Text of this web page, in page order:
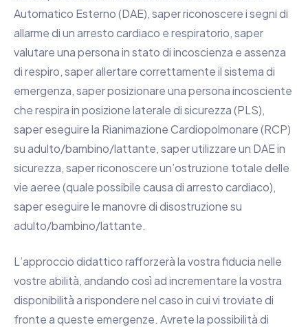
Automatico Esterno (DAE), saper riconoscere i segni di
allarme di un arresto cardiaco e respiratorio, saper
valutare una persona in stato di incoscienza e assenza
di respiro, saper allertare correttamente il sistema di
emergenza, saper posizionare una persona incosciente
che respira in posizione laterale di sicurezza (PLS),
saper eseguire la Rianimazione Cardiopolmonare (RCP)
su adulto/bambino/lattante, saper utilizzare un DAE in
sicurezza, saper riconoscere un’ostruzione totale delle
vie aeree (quale possibile causa di arresto cardiaco),
saper eseguire le manovre di disostruzione su
adulto/bambino/lattante.
L’approccio didattico rafforzerà la vostra fiducia nelle
vostre abilità, andando così ad incrementare la vostra
disponibilità a rispondere nel caso in cui vi troviate di
fronte a queste emergenze. Avrete la possibilità di